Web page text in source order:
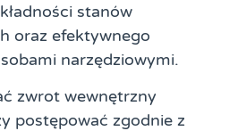
stanów
oraz efektywnego
narzędziowymi.
zwrot wewnętrzny
postępować zgodnie z